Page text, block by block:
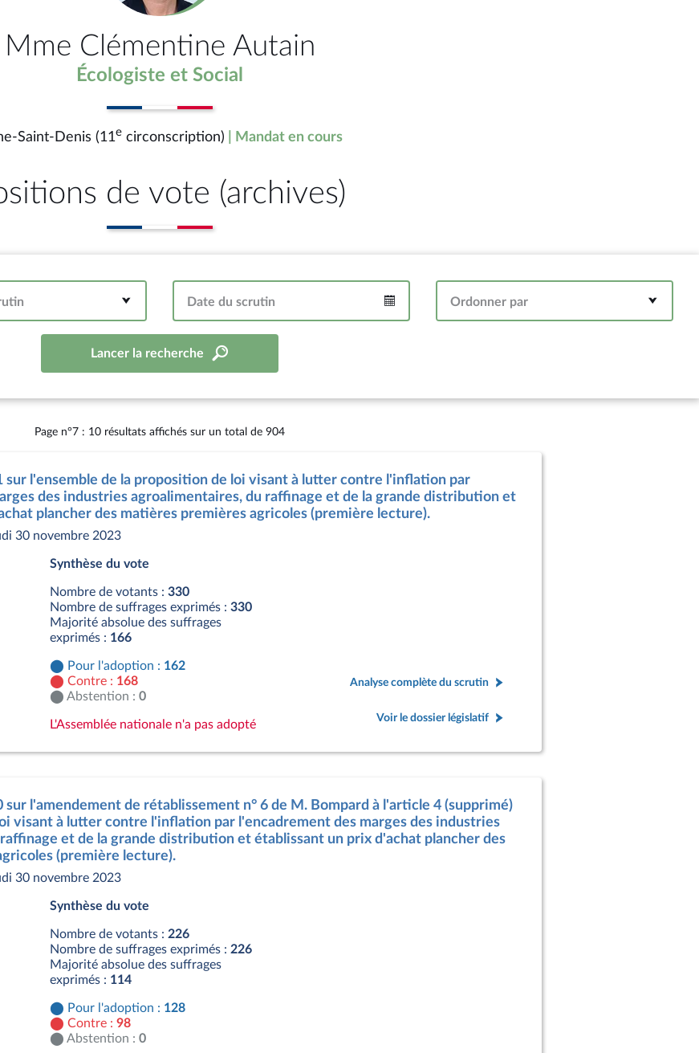
Mme Clémentine Autain
Écologiste et Social
Saint-Denis (11e circonscription) | Mandat en cours
de vote (archives)
Date du scrutin Ordonner par
Lancer la recherche
Page n°7 : 10 résultats affichés sur un total de 904
sur l'ensemble de la proposition de loi visant à lutter contre l'inflation par
des industries agroalimentaires, du raffinage et de la grande distribution et
plancher des matières premières agricoles (première lecture).
30 novembre 2023
Synthèse du vote
Nombre de votants : 330
Nombre de suffrages exprimés : 330
Majorité absolue des suffrages
exprimés : 166
Pour l'adoption : 162
Contre : 168
Abstention : 0
L'Assemblée nationale n'a pas adopté
Analyse complète du scrutin
Voir le dossier législatif
sur l'amendement de rétablissement n° 6 de M. Bompard à l'article 4 (supprimé)
visant à lutter contre l'inflation par l'encadrement des marges des industries
et de la grande distribution et établissant un prix d'achat plancher des
(première lecture).
30 novembre 2023
Synthèse du vote
Nombre de votants : 226
Nombre de suffrages exprimés : 226
Majorité absolue des suffrages
exprimés : 114
Pour l'adoption : 128
Contre : 98
Abstention : 0